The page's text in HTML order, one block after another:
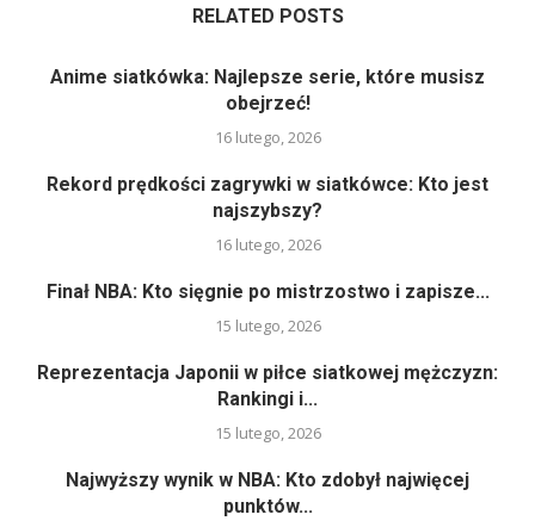
RELATED POSTS
Anime siatkówka: Najlepsze serie, które musisz
obejrzeć!
16 lutego, 2026
Rekord prędkości zagrywki w siatkówce: Kto jest
najszybszy?
16 lutego, 2026
Finał NBA: Kto sięgnie po mistrzostwo i zapisze...
15 lutego, 2026
Reprezentacja Japonii w piłce siatkowej mężczyzn:
Rankingi i...
15 lutego, 2026
Najwyższy wynik w NBA: Kto zdobył najwięcej
punktów...